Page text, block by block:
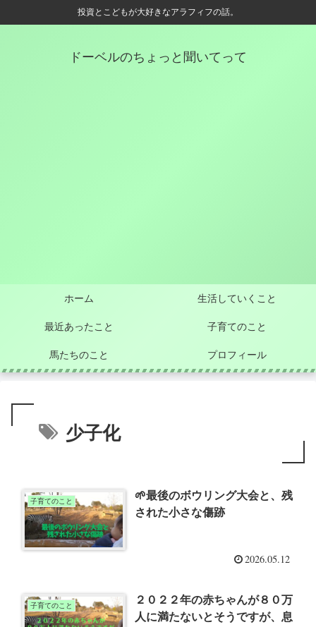
投資とこどもが大好きなアラフィフの話。
ドーベルのちょっと聞いてって
ホーム 生活していくこと
最近あったこと 子育てのこと
馬たちのこと プロフィール
少子化
子育てのこと
🌱最後のボウリング大会と、残
された小さな傷跡
2026.05.12
子育てのこと
２０２２年の赤ちゃんが８０万
人に満たないとそうですが、息